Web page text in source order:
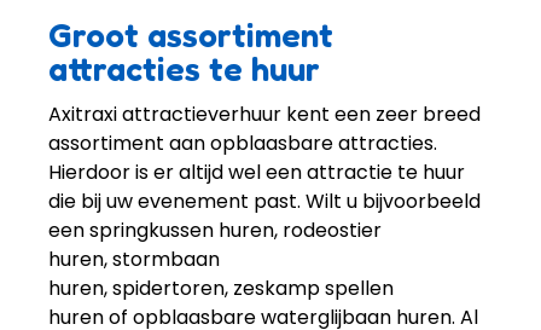
Groot assortiment
attracties te huur
Axitraxi attractieverhuur kent een zeer breed
assortiment aan opblaasbare attracties.
Hierdoor is er altijd wel een attractie te huur
die bij uw evenement past. Wilt u bijvoorbeeld
een springkussen huren, rodeostier
huren, stormbaan
huren, spidertoren, zeskamp spellen
huren of opblaasbare waterglijbaan huren. Al